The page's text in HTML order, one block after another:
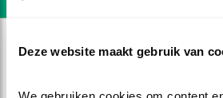
Deze website maakt gebruik van
We gebruiken cookies om content